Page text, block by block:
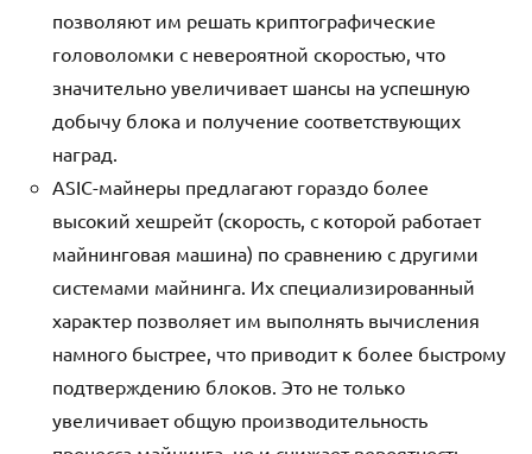
позволяют им решать криптографические
головоломки с невероятной скоростью, что
значительно увеличивает шансы на успешную
добычу блока и получение соответствующих
наград.
ASIC-майнеры предлагают гораздо более
высокий хешрейт (скорость, с которой работает
майнинговая машина) по сравнению с другими
системами майнинга. Их специализированный
характер позволяет им выполнять вычисления
намного быстрее, что приводит к более быстрому
подтверждению блоков. Это не только
увеличивает общую производительность